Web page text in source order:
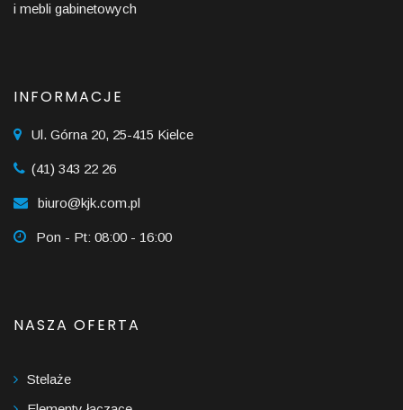
i mebli gabinetowych
INFORMACJE
Ul. Górna 20, 25-415 Kielce
(41) 343 22 26
biuro@kjk.com.pl
Pon - Pt: 08:00 - 16:00
NASZA OFERTA
Stelaże